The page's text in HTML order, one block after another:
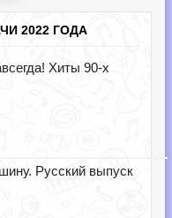
2022 ГОДА
Хиты 90-х
Русский выпуск